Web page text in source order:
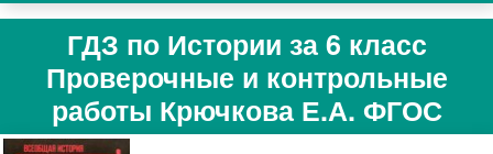
ГДЗ по Истории за 6 класс
Проверочные и контрольные
работы Крючкова Е.А. ФГОС